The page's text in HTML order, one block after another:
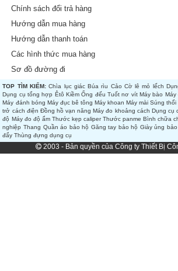
Chính sách đổi trả hàng
Hướng dẫn mua hàng
Hướng dẫn thanh toán
Các hình thức mua hàng
Sơ đồ đường đi
TOP TÌM KIẾM:Chìa lục giác Búa rìu Cảo Cờ lê mỏ lếch
Dụng cụ tổng hợp Êtô Kiềm Ống đếu Tuốt nơ vít Máy bào Máy
Máy đánh bóng Máy đục bê tông Máy khoan Máy mài Súng thổi
trở cách điện Đồng hồ vạn năng Máy đo khoảng cách Dụng cụ
độ Máy đo độ ẩm Thước kẹp caliper Thước panme Bình chữa
nghiệp Thang Quần áo bảo hộ Găng tay bảo hộ Giày ủng bảo
đẩy Thùng đựng dụng cụ
2003 - Bản quyền của Công ty Thiết Bị